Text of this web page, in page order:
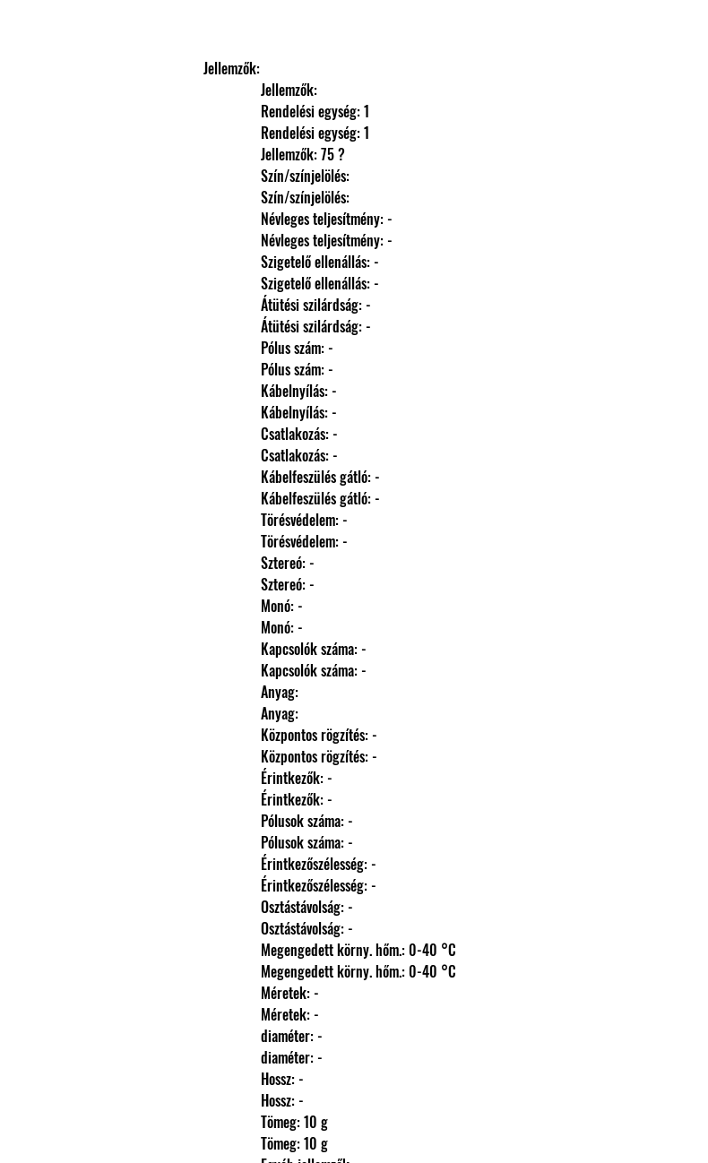
Jellemzők:
                Jellemzők:
                Rendelési egység: 1
                Rendelési egység: 1
                Jellemzők: 75 ?
                Szín/színjelölés:
                Szín/színjelölés:
                Névleges teljesítmény: -
                Névleges teljesítmény: -
                Szigetelő ellenállás: -
                Szigetelő ellenállás: -
                Átütési szilárdság: -
                Átütési szilárdság: -
                Pólus szám: -
                Pólus szám: -
                Kábelnyílás: -
                Kábelnyílás: -
                Csatlakozás: -
                Csatlakozás: -
                Kábelfeszülés gátló: -
                Kábelfeszülés gátló: -
                Törésvédelem: -
                Törésvédelem: -
                Sztereó: -
                Sztereó: -
                Monó: -
                Monó: -
                Kapcsolók száma: -
                Kapcsolók száma: -
                Anyag:
                Anyag:
                Központos rögzítés: -
                Központos rögzítés: -
                Érintkezők: -
                Érintkezők: -
                Pólusok száma: -
                Pólusok száma: -
                Érintkezőszélesség: -
                Érintkezőszélesség: -
                Osztástávolság: -
                Osztástávolság: -
                Megengedett körny. hőm.: 0-40 °C
                Megengedett körny. hőm.: 0-40 °C
                Méretek: -
                Méretek: -
                diaméter: -
                diaméter: -
                Hossz: -
                Hossz: -
                Tömeg: 10 g
                Tömeg: 10 g